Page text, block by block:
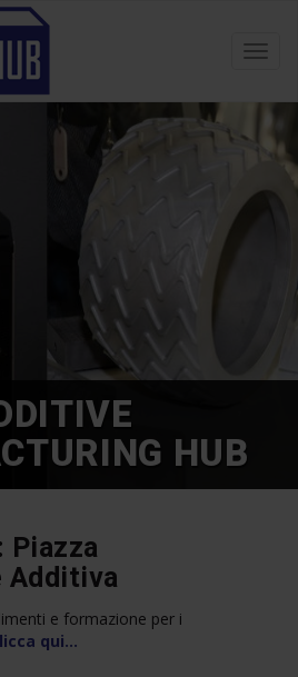
HUB
Piazza
Additiva
e formazione per i
qui…